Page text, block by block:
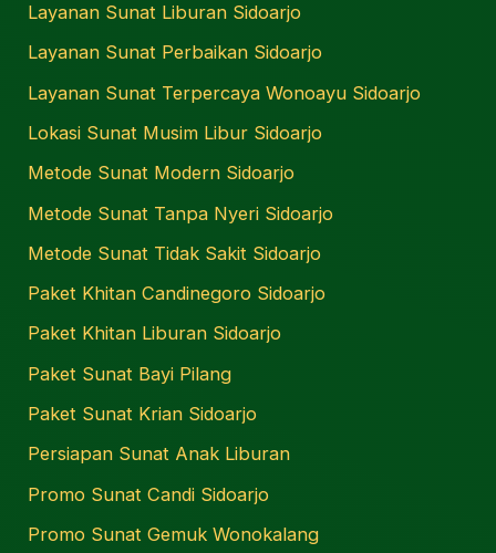
Layanan Sunat Liburan Sidoarjo
Layanan Sunat Perbaikan Sidoarjo
Layanan Sunat Terpercaya Wonoayu Sidoarjo
Lokasi Sunat Musim Libur Sidoarjo
Metode Sunat Modern Sidoarjo
Metode Sunat Tanpa Nyeri Sidoarjo
Metode Sunat Tidak Sakit Sidoarjo
Paket Khitan Candinegoro Sidoarjo
Paket Khitan Liburan Sidoarjo
Paket Sunat Bayi Pilang
Paket Sunat Krian Sidoarjo
Persiapan Sunat Anak Liburan
Promo Sunat Candi Sidoarjo
Promo Sunat Gemuk Wonokalang